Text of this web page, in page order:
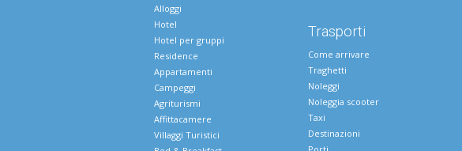
Alloggi
Hotel
Hotel per gruppi
Residence
Appartamenti
Campeggi
Agriturismi
Affittacamere
Villaggi Turistici
Trasporti
Come arrivare
Traghetti
Noleggi
Noleggia scooter
Taxi
Destinazioni